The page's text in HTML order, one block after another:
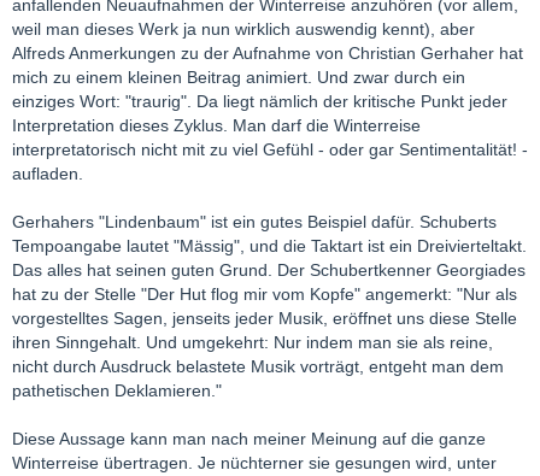
anfallenden Neuaufnahmen der Winterreise anzuhören (vor allem,
weil man dieses Werk ja nun wirklich auswendig kennt), aber
Alfreds Anmerkungen zu der Aufnahme von Christian Gerhaher hat
mich zu einem kleinen Beitrag animiert. Und zwar durch ein
einziges Wort: "traurig". Da liegt nämlich der kritische Punkt jeder
Interpretation dieses Zyklus. Man darf die Winterreise
interpretatorisch nicht mit zu viel Gefühl - oder gar Sentimentalität! -
aufladen.
Gerhahers "Lindenbaum" ist ein gutes Beispiel dafür. Schuberts
Tempoangabe lautet "Mässig", und die Taktart ist ein Dreivierteltakt.
Das alles hat seinen guten Grund. Der Schubertkenner Georgiades
hat zu der Stelle "Der Hut flog mir vom Kopfe" angemerkt: "Nur als
vorgestelltes Sagen, jenseits jeder Musik, eröffnet uns diese Stelle
ihren Sinngehalt. Und umgekehrt: Nur indem man sie als reine,
nicht durch Ausdruck belastete Musik vorträgt, entgeht man dem
pathetischen Deklamieren."
Diese Aussage kann man nach meiner Meinung auf die ganze
Winterreise übertragen. Je nüchterner sie gesungen wird, unter